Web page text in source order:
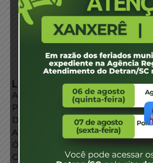
LINKS EXTERNOS
Agência de Notícias
Portal de Serviços
Diário Oficial
Acesso à Informação
Órgãos do Governo
Conheça SC